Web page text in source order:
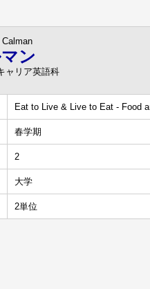
Calman
ン
ャリア英語科
Eat to Live & Live to Eat - Food
春学期
2
大学
2単位